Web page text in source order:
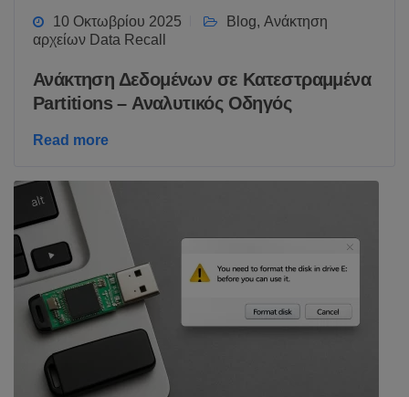
10 Οκτωβρίου 2025 Blog, Ανάκτηση
αρχείων Data Recall
Ανάκτηση Δεδομένων σε Κατεστραμμένα
Partitions – Αναλυτικός Οδηγός
Read more